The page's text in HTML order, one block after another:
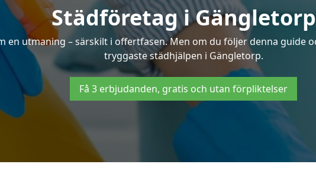
Städföretag i Gängletorp
utmaning – särskilt i offertfasen. Men om du följer denna guide
tryggaste städhjälpen i Gängletorp.
Få 3 erbjudanden, gratis och utan förpliktelser